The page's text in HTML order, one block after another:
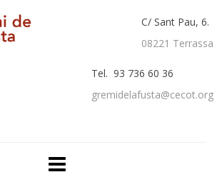
C/ Sant Pau, 6.
08221 Terrassa
Tel. 93 736 60 36
gremidelafusta@cecot.org